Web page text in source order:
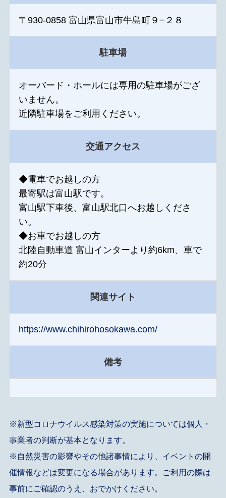
〒930-0858 富山県富山市牛島町９−２８
駐車場
オーバード・ホールには専用の駐車場がござ
いません。
近隣駐車場をご利用ください。
交通アクセス
◆電車でお越しの方
最寄駅は富山駅です。
富山駅下車後、富山駅北口へお越しくださ
い。
◆お車でお越しの方
北陸自動車道 富山インターより約6km、車で
約20分
関連サイト
https://www.chihirohosokawa.com/
備考
※新型コロナウイルス感染対策の実施については個人・
事業者の判断が基本となります。
※自然災害の影響やその他諸事情により、イベントの開
催情報などは変更になる場合があります。ご利用の際は
事前にご確認のうえ、おでかけください。